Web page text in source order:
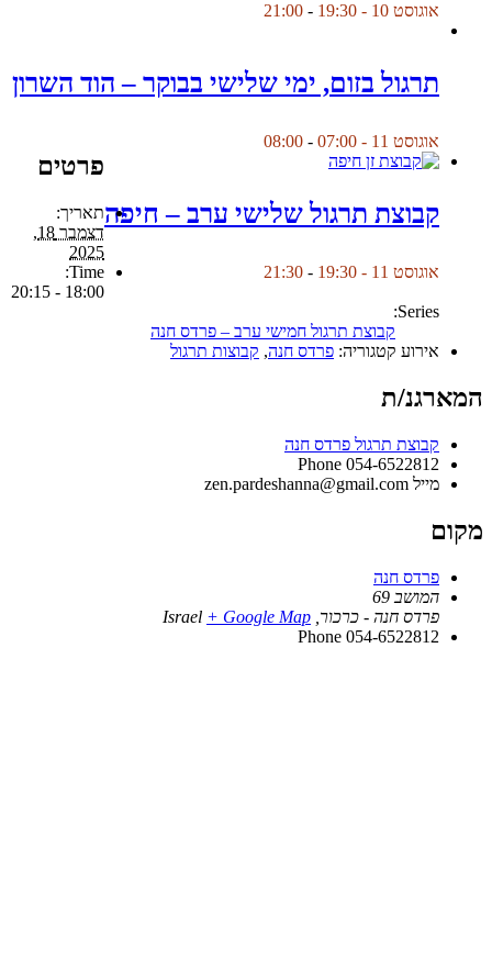
אוגוסט 10 - 19:30 -
21:00
תרגול בזום, ימי שלישי בבוקר – הוד השרון
אוגוסט 11 - 07:00 -
08:00
קבוצת תרגול שלישי ערב – חיפה
אוגוסט 11 - 19:30 -
21:30
פרטים
תאריך:
דצמבר 18,
2025
Time:
18:00 - 20:15
Series:
קבוצת תרגול חמישי ערב – פרדס חנה
אירוע קטגוריה: פרדס חנה, קבוצות תרגול
המארגנ/ת
קבוצת תרגול פרדס חנה
Phone 054-6522812
מייל zen.pardeshanna@gmail.com
מקום
פרדס חנה
המושב 69
פרדס חנה - כרכור
Israel + Google Map
Phone 054-6522812